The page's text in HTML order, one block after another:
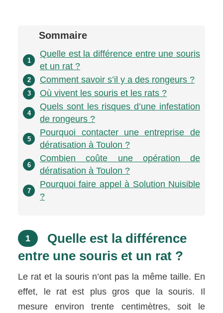
Sommaire
1
Quelle est la différence entre une souris
et un rat ?
2 Comment savoir s’il y a des rongeurs ?
3 Où vivent les souris et les rats ?
4
Quels sont les risques d’une infestation
de rongeurs ?
5
Pourquoi contacter une entreprise de
dératisation à Toulon ?
6
Combien coûte une opération de
dératisation à Toulon ?
7
Pourquoi faire appel à Solution Nuisible
?
1
Quelle est la différence
entre une souris et un rat ?
Le rat et la souris n’ont pas la même taille. En
effet, le rat est plus gros que la souris. Il
mesure environ trente centimètres, soit le